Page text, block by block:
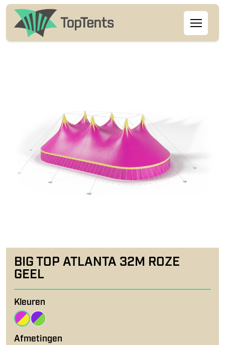
BIG TOP ATLANTA 32M ROZE
GEEL
Kleuren
Afmetingen